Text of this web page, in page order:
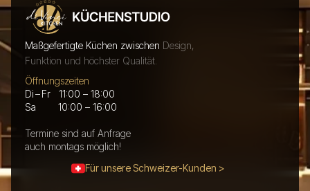
Maßgefertigte Küchen zwischen Design,
Funktion und höchster Qualität.
Öffnungszeiten
Di – Fr 11:00 – 18:00
Sa 10:00 – 16:00
Termine sind auf Anfrage
auch montags möglich!
Für unsere Schweizer-Kunden >